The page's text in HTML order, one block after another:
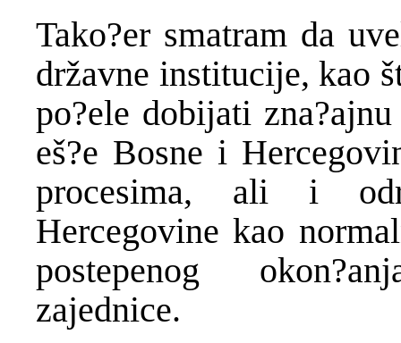
Tako?er smatram da
državne institucije, kao
po?ele dobijati
eš?e Bosne i
procesima, ali i
Hercegovine kao
postepenog
zajednice.